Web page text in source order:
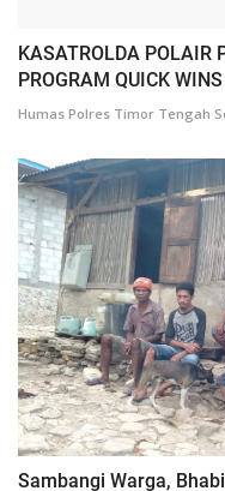
KASATROLDA POLAIR
PROGRAM QUICK WINS
Humas Polres Timor Tengah
Sambangi Warga,